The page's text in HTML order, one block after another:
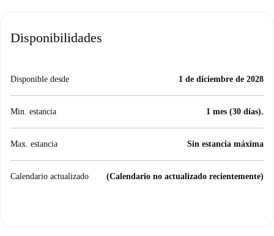
Disponibilidades
Disponible desde 1 de diciembre de 2028
Min. estancia 1 mes (30 días).
Max. estancia Sin estancia máxima
Calendario actualizado (Calendario no actualizado recientemente)